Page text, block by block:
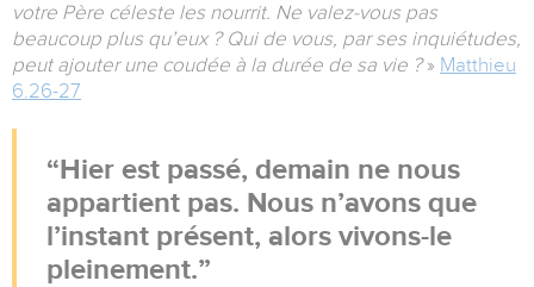
votre Père céleste les nourrit. Ne valez-vous pas
beaucoup plus qu’eux ? Qui de vous, par ses inquiétudes,
peut ajouter une coudée à la durée de sa vie ?» Matthieu
6.26-27
Hier est passé, demain ne nous
appartient pas. Nous n’avons que
l’instant présent, alors vivons-le
pleinement.